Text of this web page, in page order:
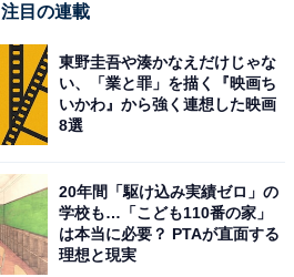
注目の連載
東野圭吾や湊かなえだけじゃな
い、「業と罪」を描く『映画ち
いかわ』から強く連想した映画
8選
20年間「駆け込み実績ゼロ」の
学校も…「こども110番の家」
は本当に必要？ PTAが直面する
理想と現実